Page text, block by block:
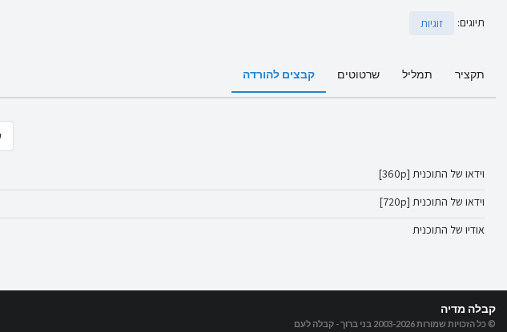
תיוגים: זוגיות
תקציר תמליל שרטוטים קבצים להורדה
וידאו של התוכנית [360p]
וידאו של התוכנית [720p]
אודיו של התוכנית
קבלה מדיה
© כל הזכויות שמורות 2003-2026 בני ברוך - קבלה לעם